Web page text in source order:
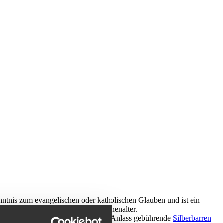
zum evangelischen oder katholischen Glauben und ist ein
vom Jugend- ins Erwachsenenalter.
mit 1g Feingoldbarren oder dem Anlass gebührende Silberbarren